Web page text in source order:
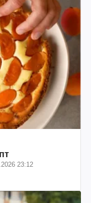
23:12